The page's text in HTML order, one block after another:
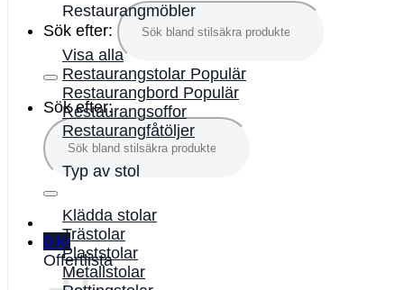
Sök efter:
Sök efter:
0 kr
Offertlista
Restaurangmöbler
Visa alla
Restaurangstolar
Restaurangbord
Restaurangsoffor
Restaurangfåtöljer
Typ av stol
Klädda stolar
Trästolar
Plaststolar
Metallstolar